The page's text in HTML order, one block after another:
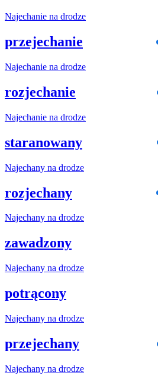
Najechanie na drodze
przejechanie
Najechanie na drodze
rozjechanie
Najechanie na drodze
staranowany
Najechany na drodze
rozjechany
Najechany na drodze
zawadzony
Najechany na drodze
potrącony
Najechany na drodze
przejechany
Najechany na drodze